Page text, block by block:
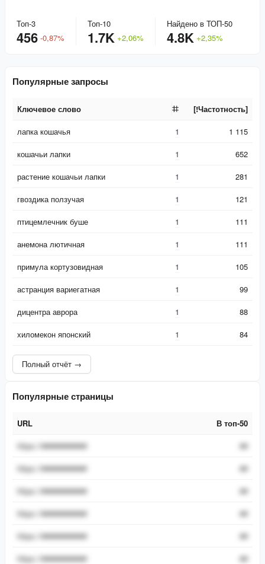
Топ-3
456 -0,87%
Топ-10
1.7K +2,06%
Найдено в ТОП-50
4.8K +2,35%
Популярные запросы
Ключевое слово
[!Частотность]
лапка кошачья 1
1 115
кошачьи лапки
1
652
растение кошачьи лапки
1
281
гвоздика ползучая
1
121
птицемлечник буше
1
111
анемона лютичная
1
111
примула кортузовидная
1
105
астранция вариегатная
1
99
дицентра аврора
1
88
хиломекон японский
1 84
Полный отчёт →
Популярные страницы
URL
В топ-50
URL
https://###########
##
https://###########
##
https://###########
##
https://###########
##
https://###########
##
https://###########
##